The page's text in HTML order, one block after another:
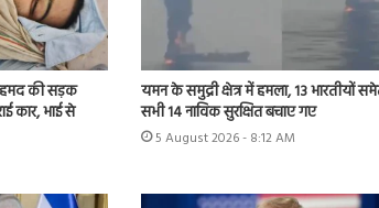
की सड़क
कार, भाई से
यमन के समुद्री क्षेत्र में हमला, 13 भारतीयों
सभी 14 नाविक सुरक्षित बचाए गए
5 August 2026 - 8:12 AM